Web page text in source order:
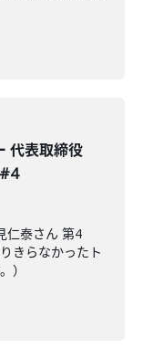
代表取締役
仁泰さん 第4
きらなかったト
）